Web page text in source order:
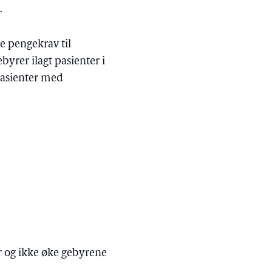
pengekrav til
ilagt pasienter i
med
ikke øke gebyrene